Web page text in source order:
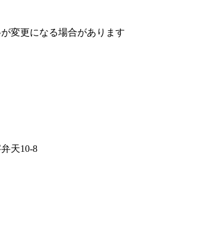
変更になる場合があります
天10-8